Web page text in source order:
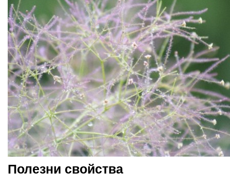
Полезни свойства